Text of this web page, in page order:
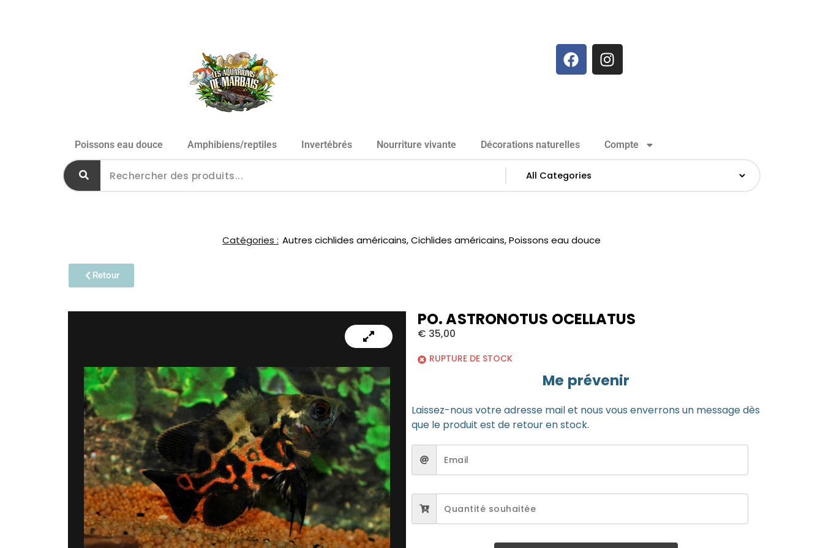
Poissons eau douce Amphibiens/reptiles Invertébrés Nourriture vivante Décorations naturelles Compte
Catégories : Autres cichlides américains,Cichlides américains,Poissons eau douce
Retour
PO. ASTRONOTUS OCELLATUS
€ 35,00
RUPTURE DE STOCK
Me prévenir
Laissez-nous votre adresse mail et nous vous enverrons un message dès
que le produit est de retour en stock.